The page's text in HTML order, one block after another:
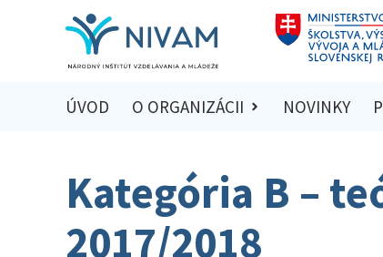
ÚVOD O ORGANIZÁCII NOVINKY
Kategória B –
2017/2018